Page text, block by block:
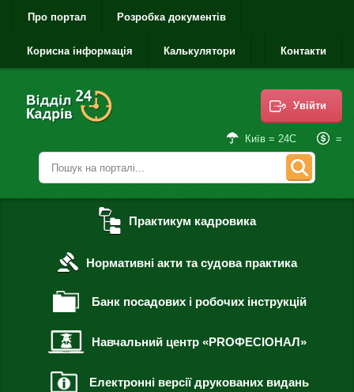
Про портал Розробка документів
Корисна інформація Калькулятори Контакти
Увійти
Київ = 24С =
Практикум кадровика
Нормативні акти та судова практика
Банк посадових і робочих інструкцій
Навчальний центр «PROФЕСІОНАЛ»
Електронні версії друкованих видань